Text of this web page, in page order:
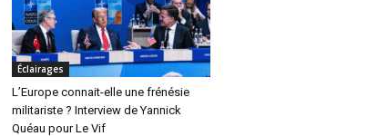
Éclairages
L’Europe connait-elle une frénésie
militariste ? Interview de Yannick
Quéau pour Le Vif